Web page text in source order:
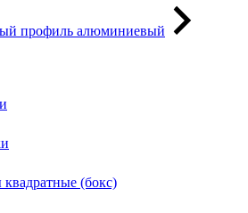
профиль алюминиевый
(бокс)